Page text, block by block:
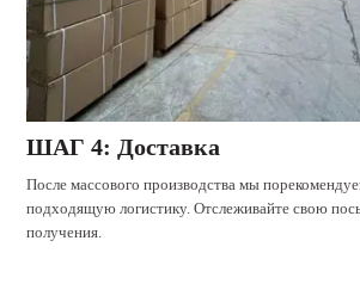
ШАГ 4: Доставка
После массового производства мы
подходящую логистику. Отслеживайте свою
получения.